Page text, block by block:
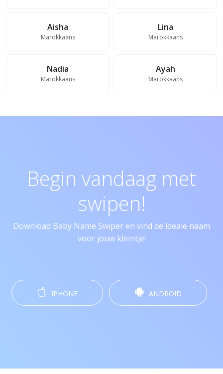
Aisha
Marokkaans
Lina
Marokkaans
Nadia
Marokkaans
Ayah
Marokkaans
Begin vandaag met
swipen!
Download Baby Name Swiper en vind de ideale naam
voor jouw kleintje!
IPHONE ANDROID